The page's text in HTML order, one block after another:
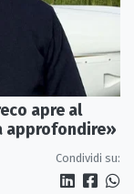
apre al
approfondire»
Condividi su: